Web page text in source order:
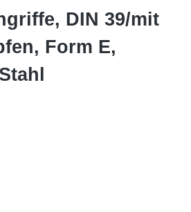
DIN 39/mit
Form E,